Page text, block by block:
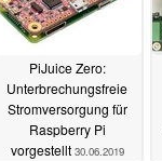
PiJuice Zero:
Unterbrechungsfreie
Stromversorgung für
Raspberry Pi
vorgestellt 30.06.2019